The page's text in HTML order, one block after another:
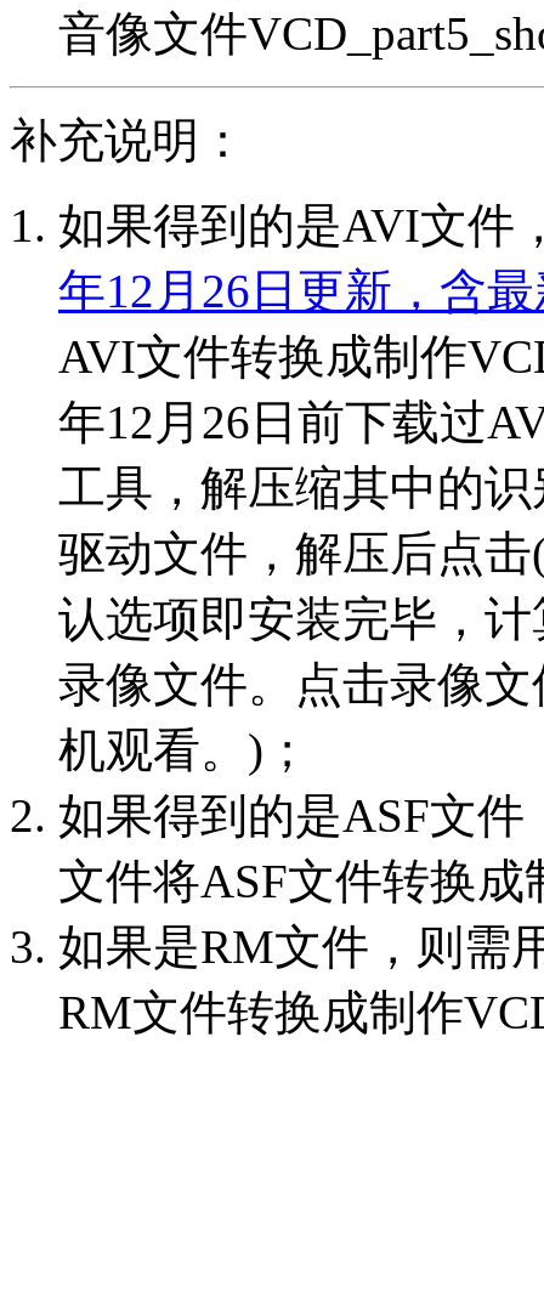
音像文件
补充说明：
如果得到的是AVI文件
年12月26日更新，含
AVI文件转换成制作
年12月26日前下载过
工具，解压缩其中的识
驱动文件，解压后点击
认选项即安装完毕，
录像文件。点击录像
机观看。)；
如果得到的是ASF文件
文件将ASF文件转换
如果是RM文件，则需
RM文件转换成制作